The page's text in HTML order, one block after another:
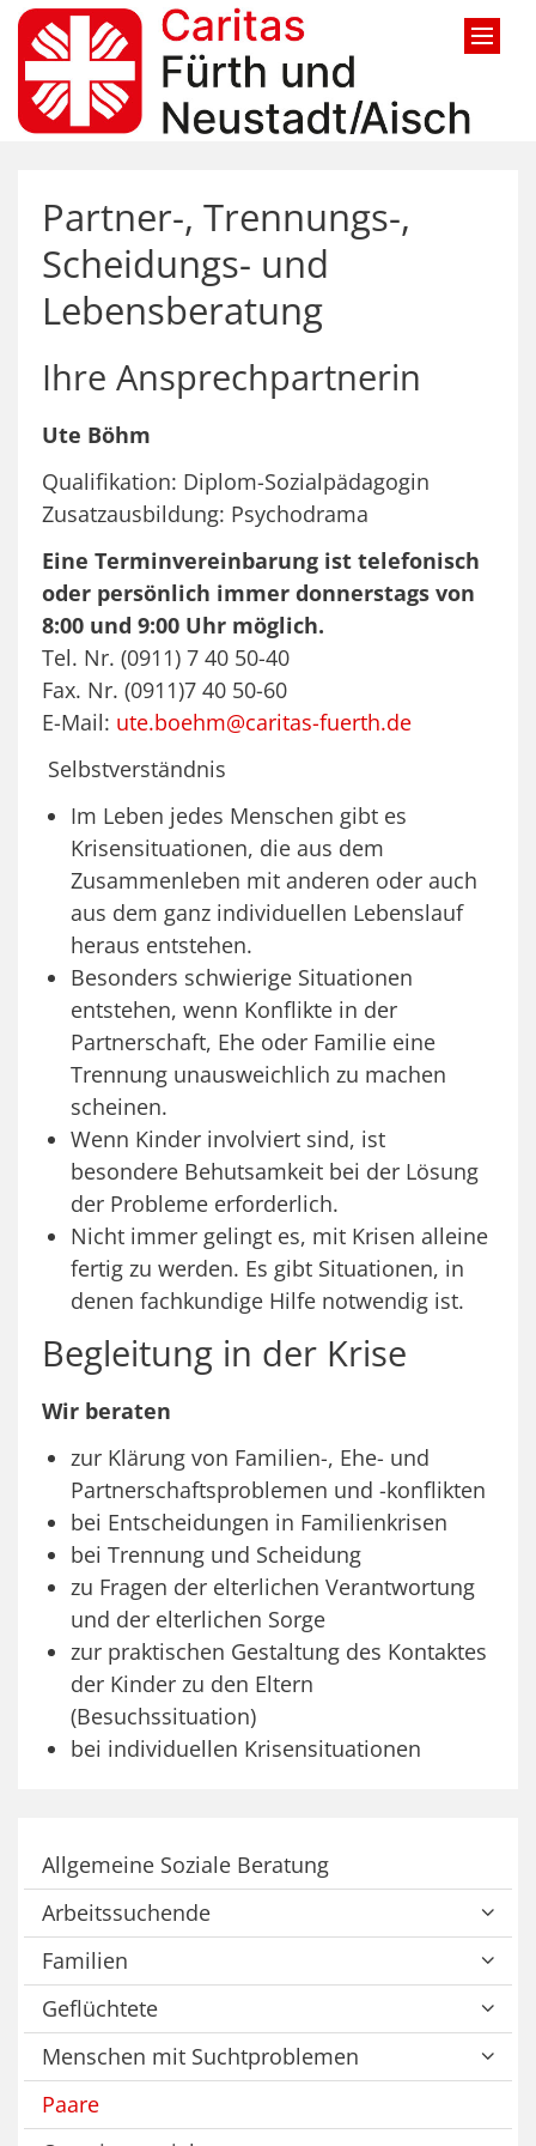
Zum Inhalt springen
Partner-, Trennungs-,
Scheidungs- und
Lebensberatung
Ihre Ansprechpartnerin
Ute Böhm
Qualifikation: Diplom-Sozialpädagogin
Zusatzausbildung: Psychodrama
Eine Terminvereinbarung ist telefonisch
oder persönlich immer donnerstags von
8:00 und 9:00 Uhr möglich.
Tel. Nr. (0911) 7 40 50-40
Fax. Nr. (0911)7 40 50-60
E-Mail: ute.boehm@caritas-fuerth.de
Selbstverständnis
Im Leben jedes Menschen gibt es
Krisensituationen, die aus dem
Zusammenleben mit anderen oder auch
aus dem ganz individuellen Lebenslauf
heraus entstehen.
Besonders schwierige Situationen
entstehen, wenn Konflikte in der
Partnerschaft, Ehe oder Familie eine
Trennung unausweichlich zu machen
scheinen.
Wenn Kinder involviert sind, ist
besondere Behutsamkeit bei der Lösung
der Probleme erforderlich.
Nicht immer gelingt es, mit Krisen alleine
fertig zu werden. Es gibt Situationen, in
denen fachkundige Hilfe notwendig ist.
Begleitung in der Krise
Wir beraten
zur Klärung von Familien-, Ehe- und
Partnerschaftsproblemen und -konflikten
bei Entscheidungen in Familienkrisen
bei Trennung und Scheidung
zu Fragen der elterlichen Verantwortung
und der elterlichen Sorge
zur praktischen Gestaltung des Kontaktes
der Kinder zu den Eltern
(Besuchssituation)
bei individuellen Krisensituationen
Allgemeine Soziale Beratung
Arbeitssuchende
Familien
Geflüchtete
Menschen mit Suchtproblemen
Paare